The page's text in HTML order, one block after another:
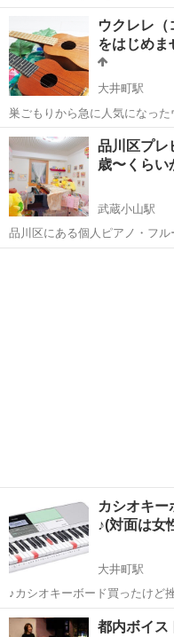
宅レッスン/出張レッスン 現在、一番小さい子で3歳の年少さんから教
えています。 小さい子の場合
っているので、まだピアノに...
武蔵小山駅
ウクレレ（
をはじめ
大井町駅
巣ごもりから急に人気になった
まく弾けなかった…」 「意外
たから、ソロ弾きに挑戦した
て音楽を学びたい！」 ...
東京 品川区 大井町駅
ウクレレグループレッスン
品川区プレ
歳〜くらい
武蔵小山駅
品川区にある個人ピアノ・フルート教室です♪
楽知育をメインとした プレピアノ
カシオキー
♪(対面は女
大井町駅
♪カシオキーボード買ったけど
アノは敷居が高くて、どうも気が引けちゃ
東京 品川区 大井町駅
都内ボイス